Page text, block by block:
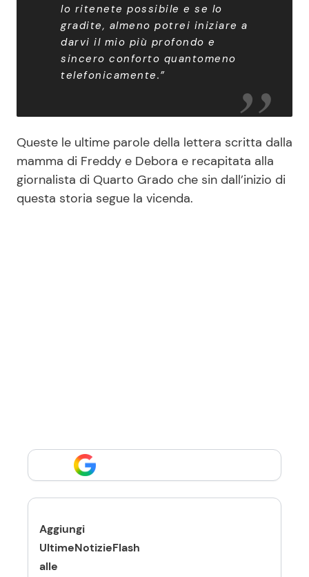
lo ritenete possibile e se lo
gradite, almeno potrei iniziare a
darvi il mio più profondo e
sincero conforto quantomeno
telefonicamente.”
Queste le ultime parole della lettera scritta dalla
mamma di Freddy e Debora e recapitata alla
giornalista di Quarto Grado che sin dall’inizio di
questa storia segue la vicenda.
Aggiungi
UltimeNotizieFlash
alle